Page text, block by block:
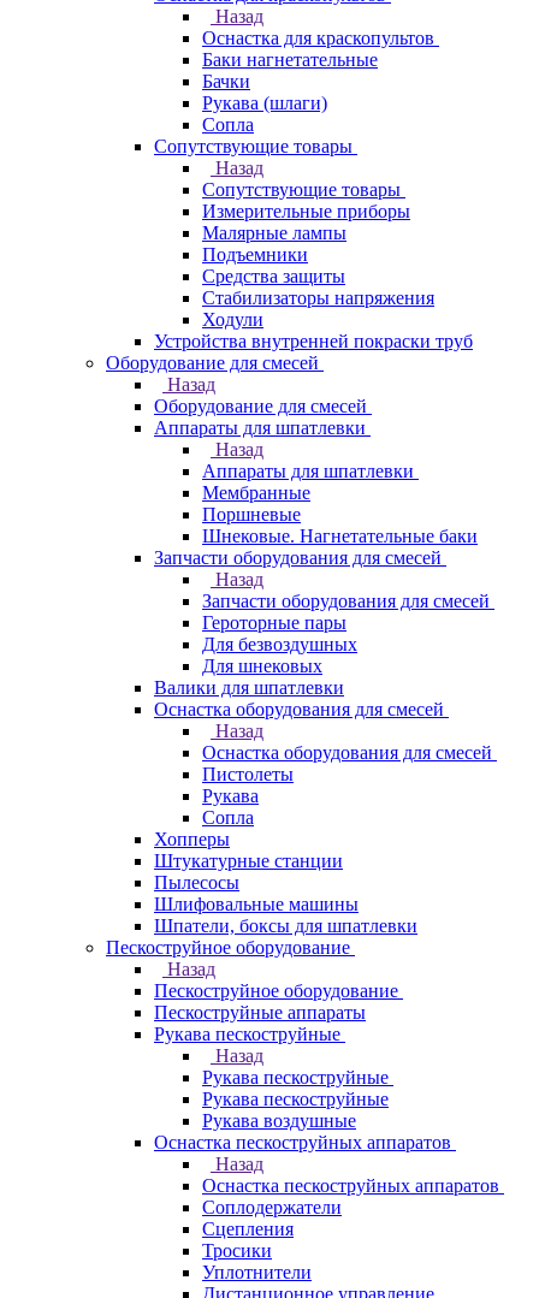
Назад
Оснастка для краскопультов
Баки нагнетательные
Бачки
Рукава (шлаги)
Сопла
Сопутствующие товары
Назад
Сопутствующие товары
Измерительные приборы
Малярные лампы
Подъемники
Средства защиты
Стабилизаторы напряжения
Ходули
Устройства внутренней покраски труб
Оборудование для смесей
Назад
Оборудование для смесей
Аппараты для шпатлевки
Назад
Аппараты для шпатлевки
Мембранные
Поршневые
Шнековые. Нагнетательные баки
Запчасти оборудования для смесей
Назад
Запчасти оборудования для смесей
Героторные пары
Для безвоздушных
Для шнековых
Валики для шпатлевки
Оснастка оборудования для смесей
Назад
Оснастка оборудования для смесей
Пистолеты
Рукава
Сопла
Хопперы
Штукатурные станции
Пылесосы
Шлифовальные машины
Шпатели, боксы для шпатлевки
Пескоструйное оборудование
Назад
Пескоструйное оборудование
Пескоструйные аппараты
Рукава пескоструйные
Назад
Рукава пескоструйные
Рукава пескоструйные
Рукава воздушные
Оснастка пескоструйных аппаратов
Назад
Оснастка пескоструйных аппаратов
Соплодержатели
Сцепления
Тросики
Уплотнители
Дистанционное управление